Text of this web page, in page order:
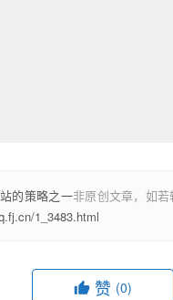
的策略之一非原创文章，如若
1_3483.html
赞 (0)